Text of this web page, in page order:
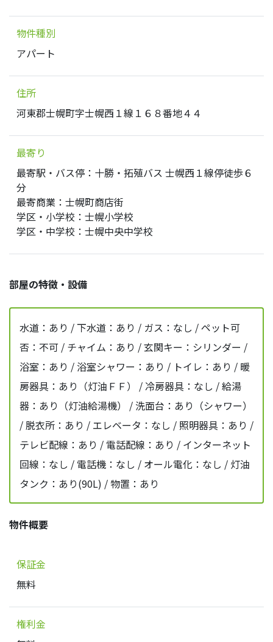
物件種別
アパート
住所
河東郡士幌町字士幌西１線１６８番地４４
最寄り
最寄駅・バス停：十勝・拓殖バス 士幌西１線停徒歩６
分
最寄商業：士幌町商店街
学区・小学校：士幌小学校
学区・中学校：士幌中央中学校
部屋の特徴・設備
水道：あり / 下水道：あり / ガス：なし / ペット可
否：不可 / チャイム：あり / 玄関キー：シリンダー /
浴室：あり / 浴室シャワー：あり / トイレ：あり / 暖
房器具：あり（灯油ＦＦ） / 冷房器具：なし / 給湯
器：あり（灯油給湯機） / 洗面台：あり（シャワー）
/ 脱衣所：あり / エレベータ：なし / 照明器具：あり /
テレビ配線：あり / 電話配線：あり / インターネット
回線：なし / 電話機：なし / オール電化：なし / 灯油
タンク：あり(90L) / 物置：あり
物件概要
保証金
無料
権利金